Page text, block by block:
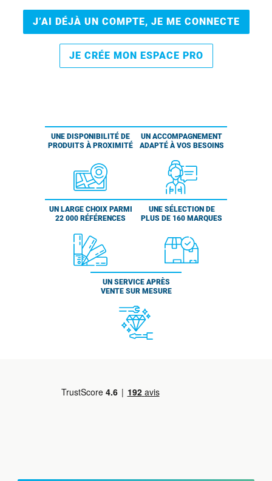
J’AI DÉJÀ UN COMPTE, JE ME CONNECTE
JE CRÉE MON ESPACE PRO
UNE DISPONIBILITÉ DE
PRODUITS À PROXIMITÉ
UN ACCOMPAGNEMENT
ADAPTÉ À VOS BESOINS
UN LARGE CHOIX PARMI
22 000 RÉFÉRENCES
UNE SÉLECTION DE
PLUS DE 160 MARQUES
UN SERVICE APRÈS
VENTE SUR MESURE